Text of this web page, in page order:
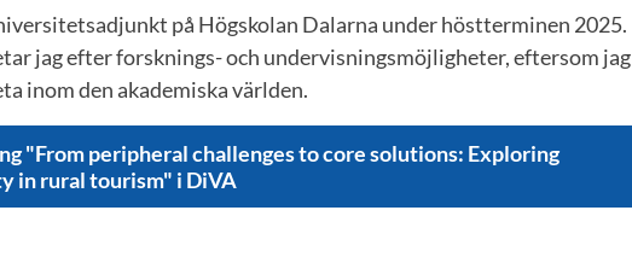
på Högskolan Dalarna under höstterminen 2025.
jag efter forsknings- och undervisningsmöjligheter, eftersom jag
inom den akademiska världen.
"From peripheral challenges to core solutions: Exploring
in rural tourism" i DiVA